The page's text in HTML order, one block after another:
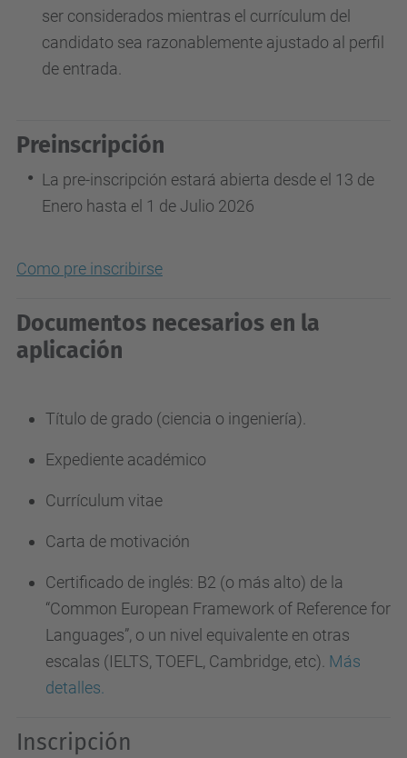
ser considerados mientras el currículum del
candidato sea razonablemente ajustado al perfil
de entrada.
Preinscripción
La pre-inscripción estará abierta desde el 13 de
Enero hasta el 1 de Julio 2026
Como pre inscribirse
Documentos necesarios en la
aplicación
Título de grado (ciencia o ingeniería).
Expediente académico
Currículum vitae
Carta de motivación
Certificado de inglés: B2 (o más alto) de la
“Common European Framework of Reference for
Languages”, o un nivel equivalente en otras
escalas (IELTS, TOEFL, Cambridge, etc). Más
detalles.
Inscripción